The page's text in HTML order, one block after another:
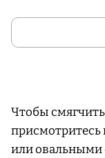
Чтобы
присмотритесь
или овальными